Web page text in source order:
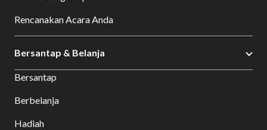
Rencanakan Acara Anda
Bersantap & Belanja
Bersantap
Berbelanja
Hadiah